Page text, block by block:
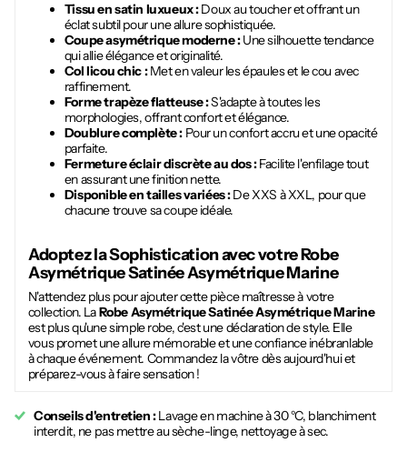
Tissu en satin luxueux :Doux au toucher et offrant un
éclat subtil pour une allure sophistiquée.
Coupe asymétrique moderne :Une silhouette tendance
qui allie élégance et originalité.
Col licou chic :Met en valeur les épaules et le cou avec
raffinement.
Forme trapèze flatteuse :S'adapte à toutes les
morphologies, offrant confort et élégance.
Doublure complète :Pour un confort accru et une opacité
parfaite.
Fermeture éclair discrète au dos :Facilite l'enfilage tout
en assurant une finition nette.
Disponible en tailles variées :De XXS à XXL, pour que
chacune trouve sa coupe idéale.
Adoptez la Sophistication avec votreRobe
Asymétrique Satinée Asymétrique Marine
N'attendez plus pour ajouter cette pièce maîtresse à votre
collection. LaRobe Asymétrique Satinée Asymétrique Marine
est plus qu'une simple robe, c'est une déclaration de style. Elle
vous promet une allure mémorable et une confiance inébranlable
à chaque événement. Commandez la vôtre dès aujourd'hui et
préparez-vous à faire sensation !
Conseils d'entretien :Lavage en machine à 30 °C, blanchiment
interdit, ne pas mettre au sèche-linge, nettoyage à sec.